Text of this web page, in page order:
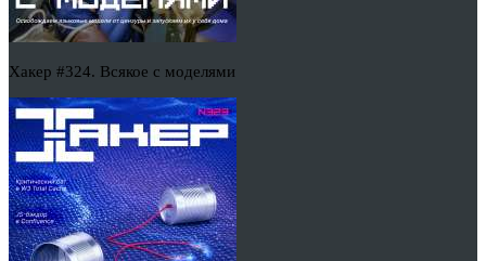
Хакер #324. Всякое с моделями